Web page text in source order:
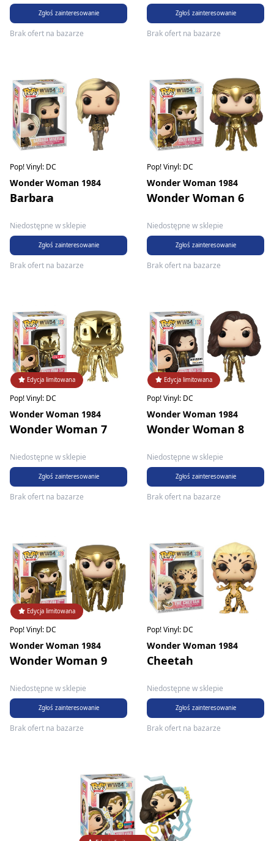
Zgłoś zainteresowanie
Brak ofert na bazarze
Zgłoś zainteresowanie
Brak ofert na bazarze
Pop! Vinyl: DC
Wonder Woman 1984
Barbara
Niedostępne w sklepie
Zgłoś zainteresowanie
Brak ofert na bazarze
Pop! Vinyl: DC
Wonder Woman 1984
Wonder Woman 6
Niedostępne w sklepie
Zgłoś zainteresowanie
Brak ofert na bazarze
Edycja limitowana
Pop! Vinyl: DC
Wonder Woman 1984
Wonder Woman 7
Niedostępne w sklepie
Zgłoś zainteresowanie
Brak ofert na bazarze
Edycja limitowana
Pop! Vinyl: DC
Wonder Woman 1984
Wonder Woman 8
Niedostępne w sklepie
Zgłoś zainteresowanie
Brak ofert na bazarze
Edycja limitowana
Pop! Vinyl: DC
Wonder Woman 1984
Wonder Woman 9
Niedostępne w sklepie
Zgłoś zainteresowanie
Brak ofert na bazarze
Pop! Vinyl: DC
Wonder Woman 1984
Cheetah
Niedostępne w sklepie
Zgłoś zainteresowanie
Brak ofert na bazarze